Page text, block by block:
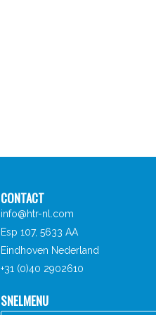
CONTACT
info@htr-nl.com
Esp 107, 5633 AA
Eindhoven Nederland
+31 (0)40 2902610
SNELMENU